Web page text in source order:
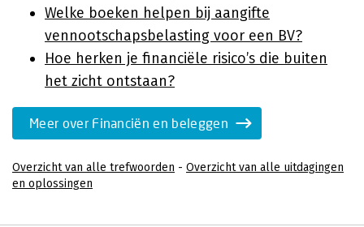
Welke boeken helpen bij aangifte
vennootschapsbelasting voor een BV?
Hoe herken je financiële risico’s die buiten
het zicht ontstaan?
Meer over Financiën en beleggen
Overzicht van alle trefwoorden - Overzicht van alle uitdagingen
en oplossingen